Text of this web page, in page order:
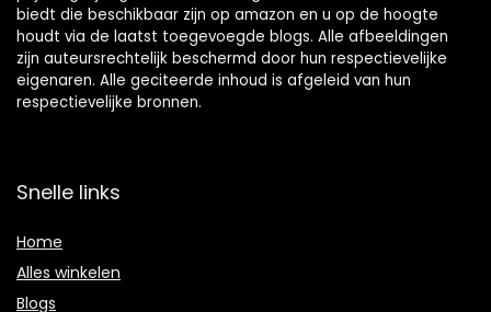
biedt die beschikbaar zijn op amazon en u op de hoogte
houdt via de laatst toegevoegde blogs. Alle afbeeldingen
zijn auteursrechtelijk beschermd door hun respectievelijke
eigenaren. Alle geciteerde inhoud is afgeleid van hun
respectievelijke bronnen.
Snelle links
Home
Alles winkelen
Blogs